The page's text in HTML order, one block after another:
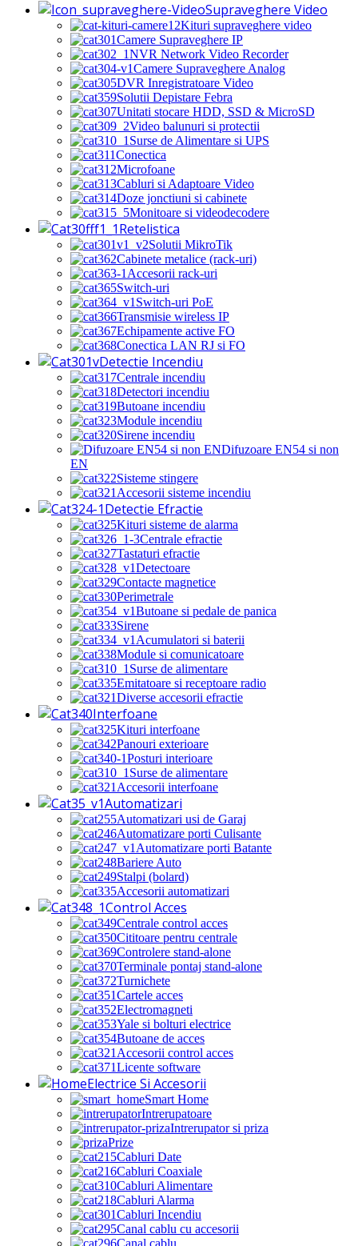
Supraveghere Video
Kituri supraveghere video
Camere Supraveghere IP
NVR Network Video Recorder
Camere Supraveghere Analog
DVR Inregistratoare Video
Solutii Depistare Febra
Unitati stocare HDD, SSD & MicroSD
Video balunuri si protectii
Surse de Alimentare si UPS
Conectica
Microfoane
Cabluri si Adaptoare Video
Doze jonctiuni si cabinete
Monitoare si videodecodere
Retelistica
Solutii MikroTik
Cabinete metalice (rack-uri)
Accesorii rack-uri
Switch-uri
Switch-uri PoE
Transmisie wireless IP
Echipamente active FO
Conectica LAN RJ si FO
Detectie Incendiu
Centrale incendiu
Detectori incendiu
Butoane incendiu
Module incendiu
Sirene incendiu
Difuzoare EN54 si non
EN
Sisteme stingere
Accesorii sisteme incendiu
Detectie Efractie
Kituri sisteme de alarma
Centrale efractie
Tastaturi efractie
Detectoare
Contacte magnetice
Perimetrale
Butoane si pedale de panica
Sirene
Acumulatori si baterii
Module si comunicatoare
Surse de alimentare
Emitatoare si receptoare radio
Diverse accesorii efractie
Interfoane
Kituri interfoane
Panouri exterioare
Posturi interioare
Surse de alimentare
Accesorii interfoane
Automatizari
Automatizari usi de Garaj
Automatizare porti Culisante
Automatizare porti Batante
Bariere Auto
Stalpi (bolard)
Accesorii automatizari
Control Acces
Centrale control acces
Cititoare pentru centrale
Controlere stand-alone
Terminale pontaj stand-alone
Turnichete
Cartele acces
Electromagneti
Yale si bolturi electrice
Butoane de acces
Accesorii control acces
Licente software
Electrice Si Accesorii
Smart Home
Intrerupatoare
Intrerupator si priza
Prize
Cabluri Date
Cabluri Coaxiale
Cabluri Alimentare
Cabluri Alarma
Cabluri Incendiu
Canal cablu cu accesorii